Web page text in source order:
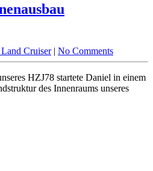
Cruiser | No Comments
HZJ78 startete Daniel in einem
des Innenraums unseres